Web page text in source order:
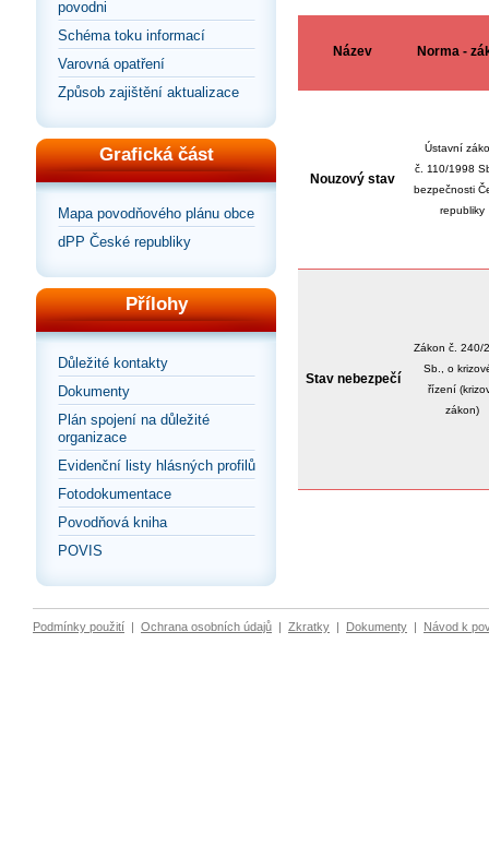
povodni
Schéma toku informací
Varovná opatření
Způsob zajištění aktualizace
Grafická část
Mapa povodňového plánu obce
dPP České republiky
Přílohy
Důležité kontakty
Dokumenty
Plán spojení na důležité
organizace
Evidenční listy hlásných profilů
Fotodokumentace
Povodňová kniha
POVIS
Název Norma -
Nouzový stav
Ústavní
č. 110/1998
bezpečnosti
republiky
Stav nebezpečí
Zákon č. 240/
Sb., o
řízení
zákon)
Podmínky použití | Ochrana osobních údajů | Zkratky | Dokumenty | Návod k